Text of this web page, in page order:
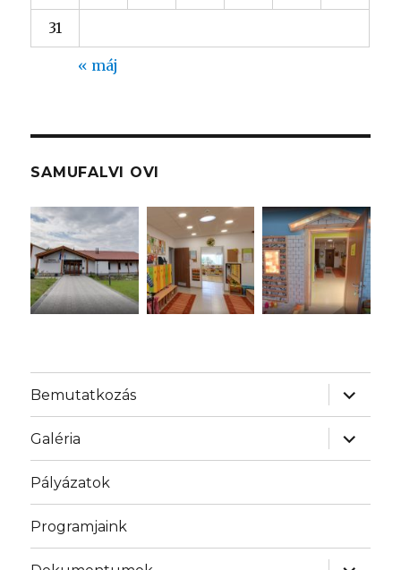
31
« máj
SAMUFALVI OVI
Bemutatkozás
almenü
Galéria
almenü
Pályázatok
Programjaink
almenü